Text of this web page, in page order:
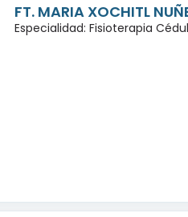
FT. MARIA XOCHITL
Especialidad: Fisioterapia